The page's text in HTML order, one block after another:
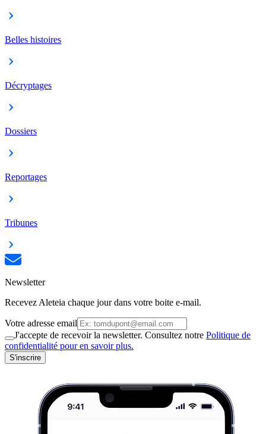
Belles histoires
Décryptages
Dossiers
Reportages
Tribunes
Newsletter
Recevez Aleteia chaque jour dans votre boite e-mail.
Votre adresse email
J'accepte de recevoir la newsletter. Consultez notre Politique de
confidentialité pour en savoir plus.
S'inscrire